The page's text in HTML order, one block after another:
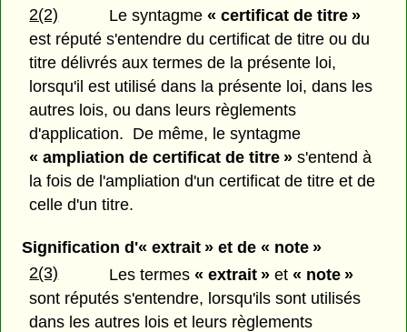
2(2)
Le syntagme« certificat de titre »
est réputé s'entendre du certificat de titre ou du
titre délivrés aux termes de la présente loi,
lorsqu'il est utilisé dans la présente loi, dans les
autres lois, ou dans leurs règlements
d'application. De même, le syntagme
« ampliation de certificat de titre » s'entend à
la fois de l'ampliation d'un certificat de titre et de
celle d'un titre.
Signification d'« extrait » et de « note »
2(3)
Les termes« extrait » et« note »
sont réputés s'entendre, lorsqu'ils sont utilisés
dans les autres lois et leurs règlements